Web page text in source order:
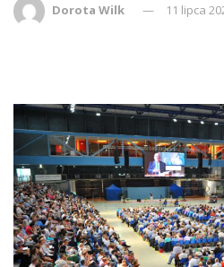
Dorota Wilk 11 lipca